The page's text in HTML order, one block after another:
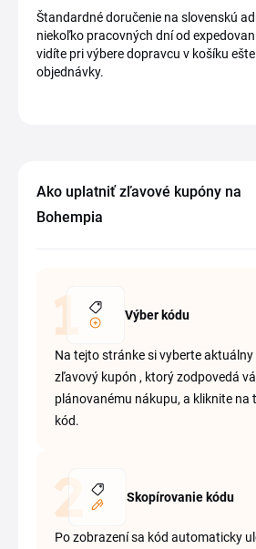
Štandardné doručenie na slovenskú
niekoľko pracovných dní od
vidíte pri výbere dopravcu v košíku
objednávky.
Ako uplatniť zľavové kupóny na
Bohempia
Výber kódu
Na tejto stránke si vyberte aktuálny
zľavový kupón , ktorý zodpovedá
plánovanému nákupu, a kliknite na
kód.
Skopírovanie kódu
Po zobrazení sa kód automaticky